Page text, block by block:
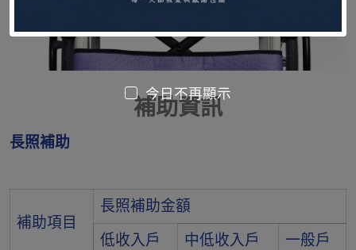
補助資訊
長照補助
補助項目
長照補助金額
低收入戶 中低收入戶 一般戶
今日不再顯示